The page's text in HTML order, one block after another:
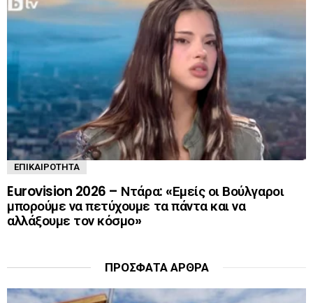
ΕΠΙΚΑΙΡΌΤΗΤΑ
Eurovision 2026 – Ντάρα: «Εμείς οι Βούλγαροι
μπορούμε να πετύχουμε τα πάντα και να
αλλάξουμε τον κόσμο»
ΠΡΌΣΦΑΤΑ ΆΡΘΡΑ